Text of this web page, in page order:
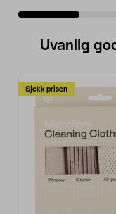
Uvanlig
Sjekk prisen